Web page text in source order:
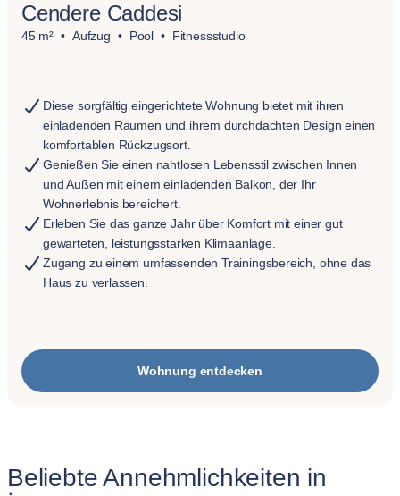
Cendere Caddesi
45 m² Aufzug Pool Fitnessstudio
Diese sorgfältig eingerichtete Wohnung bietet mit ihren
einladenden Räumen und ihrem durchdachten Design einen
komfortablen Rückzugsort.
Genießen Sie einen nahtlosen Lebensstil zwischen Innen
und Außen mit einem einladenden Balkon, der Ihr
Wohnerlebnis bereichert.
Erleben Sie das ganze Jahr über Komfort mit einer gut
gewarteten, leistungsstarken Klimaanlage.
Zugang zu einem umfassenden Trainingsbereich, ohne das
Haus zu verlassen.
Wohnung entdecken
Beliebte Annehmlichkeiten in